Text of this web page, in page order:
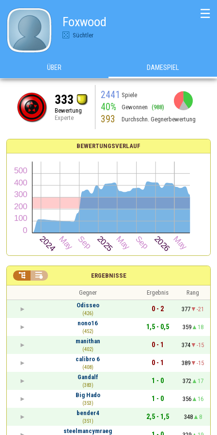
Foxwood
Süchtler
☰
ÜBER DAMESPIEL
333
Bewertung
Experte
2441 Spiele
40% Gewonnen (988)
393 Durchschn. Gegnerbewertung
BEWERTUNGSVERLAUF
ERGEBNISSE
 
Gegner Ergebnis
Rang
Odisseo
(426)
0 - 2 377
-21
nono16
(452)
1,5 - 0,5 359
18
manithan
(402)
0 - 1 374
-15
calibro 6
(408)
0 - 1 389
-15
Gandalf
(383)
1 - 0 372
17
Big Hado
(353)
1 - 0 356
16
bender4
(351)
2,5 - 1,5 348
8
steelmancymraeg